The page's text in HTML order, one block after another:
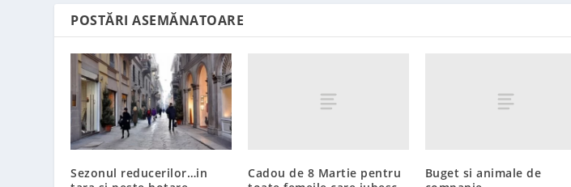
POSTĂRI ASEMĂNATOARE
Sezonul reducerilor…in
Cadou de 8 Martie pentru
Buget si animale de